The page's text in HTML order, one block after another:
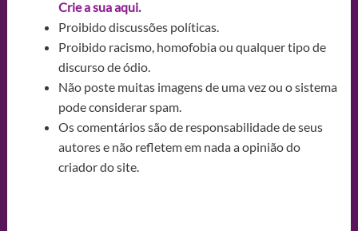
Crie a sua aqui.
Proibido discussões políticas.
Proibido racismo, homofobia ou qualquer tipo de
discurso de ódio.
Não poste muitas imagens de uma vez ou o sistema
pode considerar spam.
Os comentários são de responsabilidade de seus
autores e não refletem em nada a opinião do
criador do site.